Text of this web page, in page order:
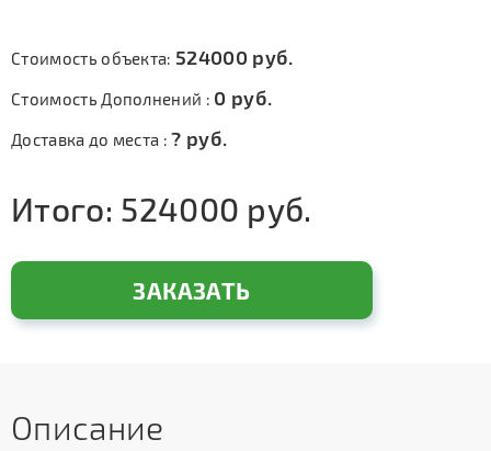
Стоимость объекта: 524000 руб.
Стоимость Дополнений : 0 руб.
Доставка до места :? руб.
Итого: 524000 руб.
ЗАКАЗАТЬ
Описание